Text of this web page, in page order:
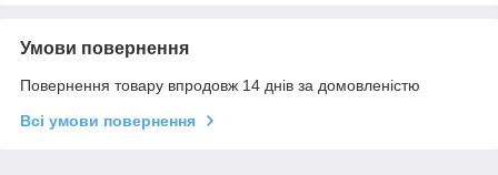
Умови повернення
Повернення товару впродовж 14 днів за домовленістю
Всі умови повернення